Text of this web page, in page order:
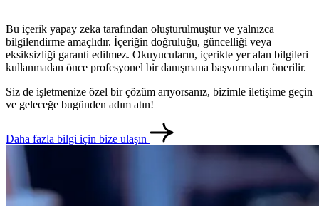
English
Bu içerik yapay zeka tarafından oluşturulmuştur ve yalnızca
bilgilendirme amaçlıdır. İçeriğin doğruluğu, güncelliği veya
eksiksizliği garanti edilmez. Okuyucuların, içerikte yer alan bilgileri
kullanmadan önce profesyonel bir danışmana başvurmaları önerilir.
Siz de işletmenize özel bir çözüm arıyorsanız, bizimle iletişime geçin
ve geleceğe bugünden adım atın!
Daha fazla bilgi için bize ulaşın